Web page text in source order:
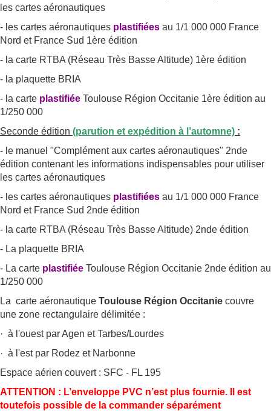
les cartes aéronautiques
- les cartes aéronautiques plastifiées au 1/1 000 000 France
Nord et France Sud 1ère édition
- la carte RTBA (Réseau Très Basse Altitude) 1ère édition
- la plaquette BRIA
- la carte plastifiée Toulouse Région Occitanie 1ère édition au
1/250 000
Seconde édition (parution et expédition à l’automne) :
- le manuel "Complément aux cartes aéronautiques" 2nde
édition contenant les informations indispensables pour utiliser
les cartes aéronautiques
- les cartes aéronautiques plastifiées au 1/1 000 000 France
Nord et France Sud 2nde édition
- la carte RTBA (Réseau Très Basse Altitude) 2nde édition
- La plaquette BRIA
- La carte plastifiée Toulouse Région Occitanie 2nde édition au
1/250 000
La carte aéronautique Toulouse Région Occitanie couvre
une zone rectangulaire délimitée :
· à l'ouest par Agen et Tarbes/Lourdes
· à l'est par Rodez et Narbonne
Espace aérien couvert : SFC - FL 195
ATTENTION : L’enveloppe PVC n’est plus fournie. Il est
toutefois possible de la commander séparément